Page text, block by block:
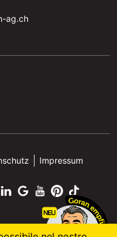
ag.ch
Impressum